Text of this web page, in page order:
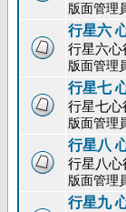
版面管理
行星六
行星六心
版面管理
行星七
行星七心
版面管理
行星八
行星八心
版面管理
行星九